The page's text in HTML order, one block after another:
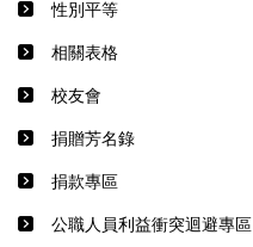
性別平等
相關表格
校友會
捐贈芳名錄
捐款專區
公職人員利益衝突迴避專區